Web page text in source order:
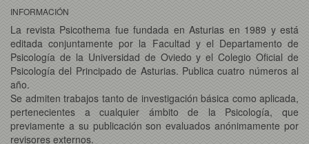
INFORMACIÓN
La revista Psicothema fue fundada en Asturias en 1989 y está
editada conjuntamente por la Facultad y el Departamento de
Psicología de la Universidad de Oviedo y el Colegio Oficial de
Psicología del Principado de Asturias. Publica cuatro números al
año.
Se admiten trabajos tanto de investigación básica como aplicada,
pertenecientes a cualquier ámbito de la Psicología, que
previamente a su publicación son evaluados anónimamente por
revisores externos.